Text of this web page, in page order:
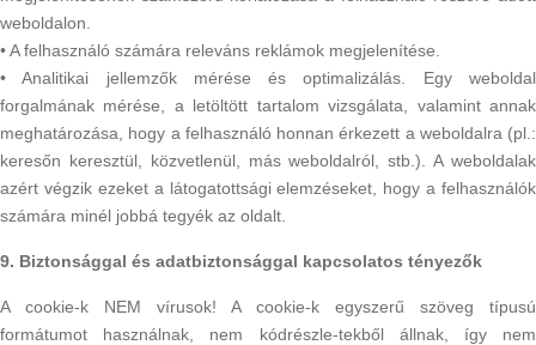
weboldalon.
• A felhasználó számára releváns reklámok megjelenítése.
• Analitikai jellemzők mérése és optimalizálás. Egy weboldal
forgalmának mérése, a letöltött tartalom vizsgálata, valamint annak
meghatározása, hogy a felhasználó honnan érkezett a weboldalra (pl.:
keresőn keresztül, közvetlenül, más weboldalról, stb.). A weboldalak
azért végzik ezeket a látogatottsági elemzéseket, hogy a felhasználók
számára minél jobbá tegyék az oldalt.
9. Biztonsággal és adatbiztonsággal kapcsolatos tényezők
A cookie-k NEM vírusok! A cookie-k egyszerű szöveg típusú
formátumot használnak, nem kódrészle-tekből állnak, így nem